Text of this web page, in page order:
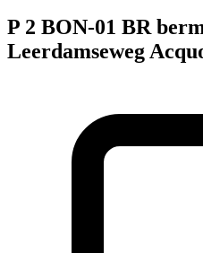
P 2 BON-01 BR
Leerdamseweg